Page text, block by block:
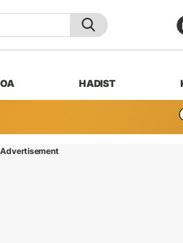
HADIST
Advertisement